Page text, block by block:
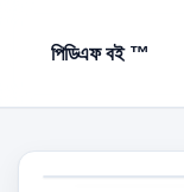
পিডিএফ বই ™